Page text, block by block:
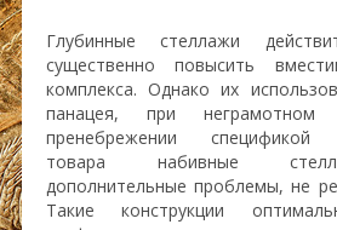
Глубинные стеллажи
существенно повысить
комплекса. Однако их
панацея, при неграмотном
пренебрежении спецификой
товара набивные
дополнительные проблемы, не
Такие конструкции